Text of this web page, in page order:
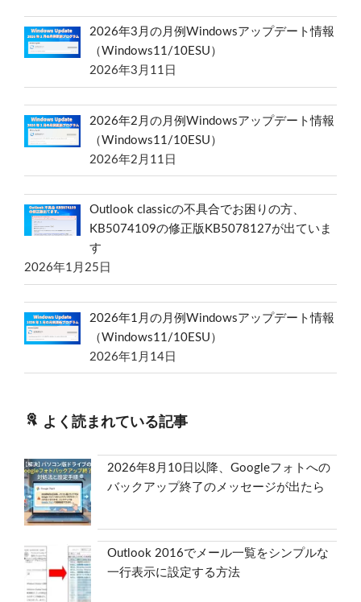
2026年3月の月例Windowsアップデート情報
（Windows11/10ESU）
2026年3月11日
2026年2月の月例Windowsアップデート情報
（Windows11/10ESU）
2026年2月11日
Outlook classicの不具合でお困りの方、
KB5074109の修正版KB5078127が出ていま
す
2026年1月25日
2026年1月の月例Windowsアップデート情報
（Windows11/10ESU）
2026年1月14日
よく読まれている記事
2026年8月10日以降、Googleフォトへの
バックアップ終了のメッセージが出たら
Outlook 2016でメール一覧をシンプルな
一行表示に設定する方法